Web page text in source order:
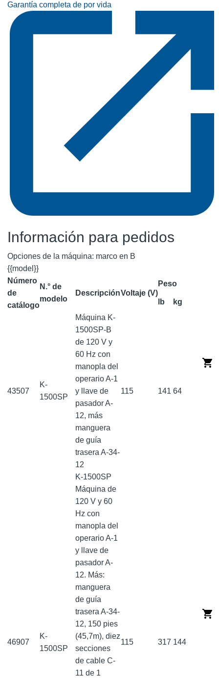
Garantía completa de por vida
Información para pedidos
Opciones de la máquina: marco en B
{{model}}
Número
de
catálogo
N.° de
modelo
DescripciónVoltaje (V)
Peso
lb kg
43507
K-
1500SP
Máquina K-
1500SP-B
de 120 V y
60 Hz con
manopla del
operario A-1
y llave de
pasador A-
12, más
manguera
de guía
trasera A-34-
12
115 141 64
46907
K-
1500SP
K-1500SP
Máquina de
120 V y 60
Hz con
manopla del
operario A-1
y llave de
pasador A-
12. Más:
manguera
de guía
trasera A-34-
12, 150 pies
(45,7m), diez
secciones
de cable C-
11 de 1
115 317 144